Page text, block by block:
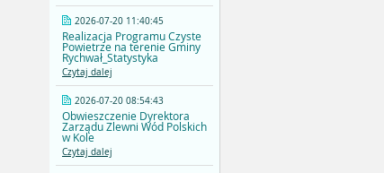
2026-07-20 11:40:45
Realizacja Programu Czyste
Powietrze na terenie Gminy
Rychwał_Statystyka
Czytaj dalej
2026-07-20 08:54:43
Obwieszczenie Dyrektora
Zarządu Zlewni Wód Polskich
w Kole
Czytaj dalej